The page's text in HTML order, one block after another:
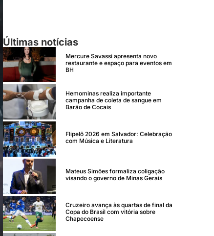
Últimas notícias
Mercure Savassi apresenta novo
restaurante e espaço para eventos em
BH
Hemominas realiza importante
campanha de coleta de sangue em
Barão de Cocais
Flipelô 2026 em Salvador: Celebração
com Música e Literatura
Mateus Simões formaliza coligação
visando o governo de Minas Gerais
Cruzeiro avança às quartas de final da
Copa do Brasil com vitória sobre
Chapecoense